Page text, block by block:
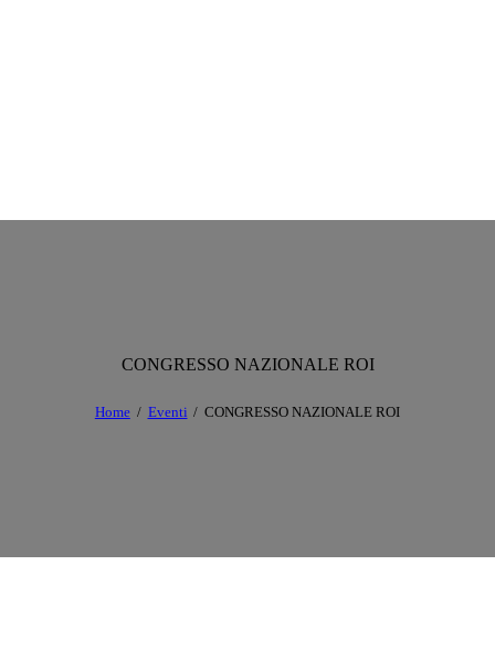
CONGRESSO NAZIONALE ROI
Home Eventi CONGRESSO NAZIONALE ROI